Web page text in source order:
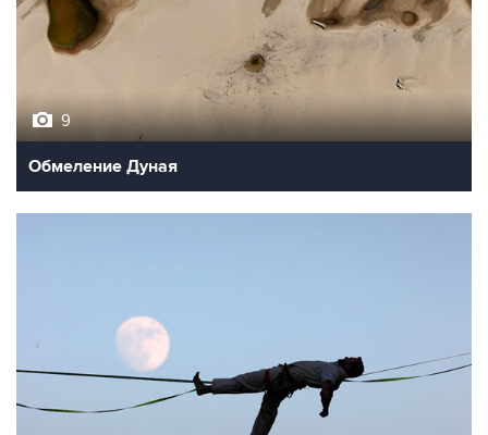
Обмеление Дуная